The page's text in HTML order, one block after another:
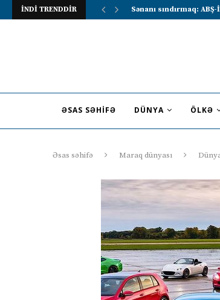
İNDİ TRENDDİR Lavrov Suriya
ƏSAS SƏHIFƏ DÜNYA ÖLKƏ
Əsas səhifə Maraq dünyası